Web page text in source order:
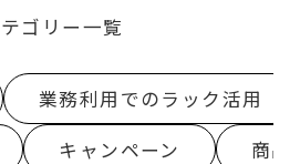
ゴリー一覧
業務利用でのラック活用
キャンペーン 商品